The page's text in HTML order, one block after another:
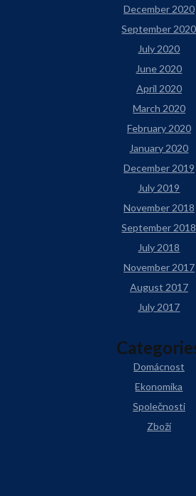
December 2020
September 2020
July 2020
June 2020
April 2020
March 2020
February 2020
January 2020
December 2019
July 2019
November 2018
September 2018
July 2018
November 2017
August 2017
July 2017
Domácnost
Ekonomika
Společnosti
Zboží